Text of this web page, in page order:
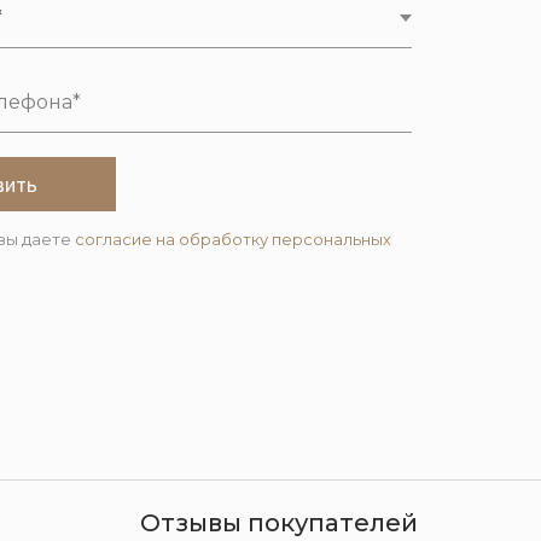
даете согласие на обработку персональных
Отзывы покупателей